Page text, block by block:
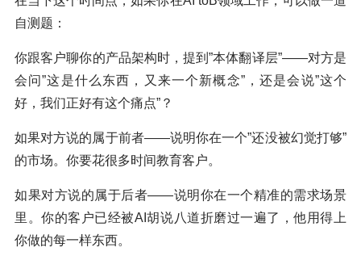
自测题：
你跟客户聊你的产品架构时，提到”本体翻译层”——对方是
会问”这是什么东西，又来一个新概念”，还是会说”这个
好，我们正好有这个痛点”？
如果对方说的属于前者——说明你在一个”还没被幻觉打够”
的市场。你要花很多时间教育客户。
如果对方说的属于后者——说明你在一个精准的需求场景
里。你的客户已经被AI胡说八道折磨过一遍了，他用得上
你做的每一样东西。